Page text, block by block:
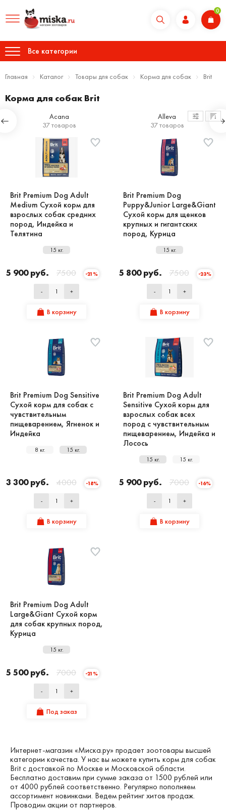
0
Все категории
Главная Каталог Товары для собак Корма для собак Brit
Корма для собак Brit
Acana
37 товаров
Alleva
37 товаров
Brit Premium Dog Adult
Medium Сухой корм для
взрослых собак средних
пород, Индейка и
Телятина
15 кг.
5 900 руб. 7500 -21%
- +
В корзину
Brit Premium Dog
Puppy&Junior Large&Giant
Сухой корм для щенков
крупных и гигантских
пород, Курица
15 кг.
5 800 руб. 7500 -23%
- +
В корзину
Brit Premium Dog Sensitive
Сухой корм для собак с
чувствительным
пищеварением, Ягненок и
Индейка
8 кг. 15 кг.
3 300 руб. 4000 -18%
- +
В корзину
Brit Premium Dog Adult
Sensitive Сухой корм для
взрослых собак всех
пород с чувствительным
пищеварением, Индейка и
Лосось
15 кг. 15 кг.
5 900 руб. 7000 -16%
- +
В корзину
Brit Premium Dog Adult
Large&Giant Сухой корм
для собак крупных пород,
Курица
15 кг.
5 500 руб. 7000 -21%
- +
Под заказ
Интернет-магазин «Миска.ру» продает зоотовары высшей
категории качества. У нас вы можете купить корм для собак
Brit с доставкой по Москве и Московской области.
Бесплатно доставим при сумме заказа от 1500 рублей или
от 4000 рублей соответственно. Регулярно пополняем
ассортимент новинками. Ведем рейтинг хитов продаж.
Проводим акции от партнеров.